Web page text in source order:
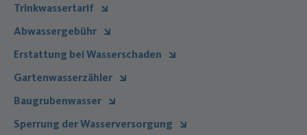
Trinkwassertarif
Abwassergebühr
Erstattung bei Wasserschaden
Gartenwasserzähler
Baugrubenwasser
Sperrung der Wasserversorgung